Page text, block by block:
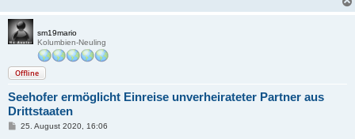
sm19mario
Kolumbien-Neuling
Offline
Seehofer ermöglicht Einreise unverheirateter Partner aus
Drittstaaten
B25. August 2020, 16:06